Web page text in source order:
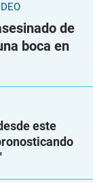
de
boca en
este